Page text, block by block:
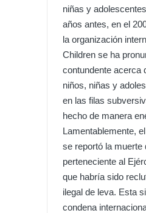
niñas y
años antes, en el
la organización
Children se ha
contundente acerca
niños, niñas y
en las filas
hecho de manera
Lamentablemente,
se reportó la muerte
perteneciente al
que habría sido
ilegal de leva. Esta
condena